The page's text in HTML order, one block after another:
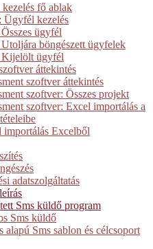
fő ablak
Ügyfél kezelés
ügyfél
böngészett ügyfelek
Kijelölt ügyfél
áttekintés
szoftver áttekintés
szoftver: Összes projekt
szoftver: Excel importálás a
importálás Excelből
adatszolgáltatás
Sms küldő program
Sms küldő
alapú Sms sablon és célcsoport